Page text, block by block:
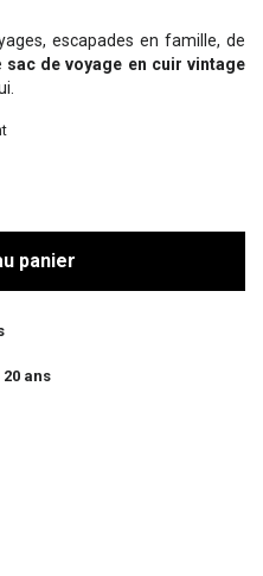
escapades en famille, de
sac de voyage en cuir vintage
panier
ans